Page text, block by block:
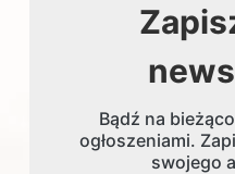
Bądź na
ogłoszeniami.
swojego